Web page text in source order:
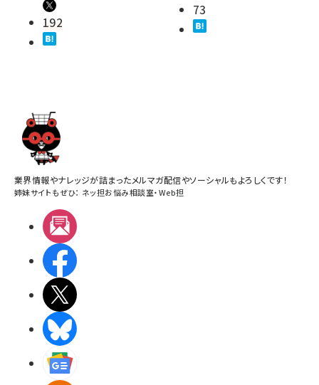
192
73
業界情報やナレッジが詰まったメルマガ配信やソーシャルもよろしくです！
姉妹サイトもぜひ： ネッ担お悩み相談室・Web担